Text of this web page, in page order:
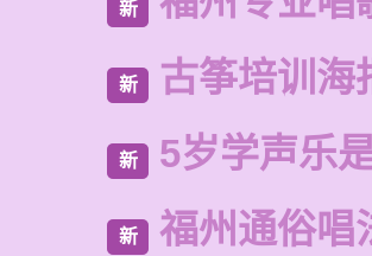
新
新 古筝培训海
新 5岁学声乐
新 福州通俗唱